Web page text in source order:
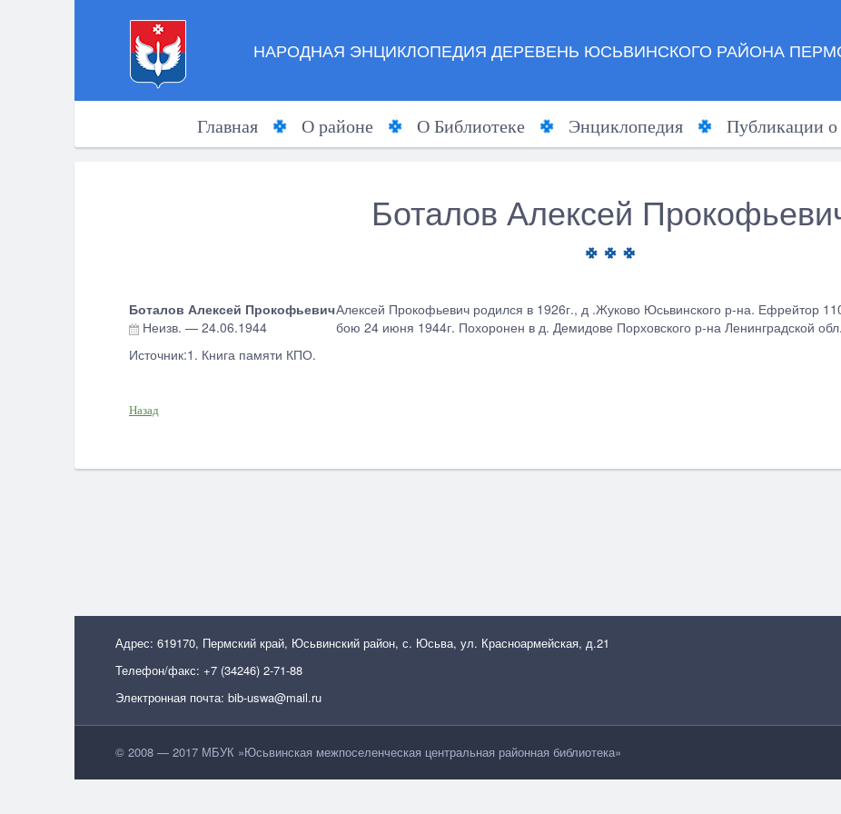
НАРОДНАЯ ЭНЦИКЛОПЕДИЯ ДЕРЕВЕНЬ ЮСЬВИНСКОГО РАЙОНА
Главная О районе О Библиотеке Энциклопедия Публикации о
Боталов Алексей
Боталов Алексей Прокофьевич
Неизв. — 24.06.1944
Алексей Прокофьевич родился в 1926г., д .Жуково Юсьвинского р-на. Ефрейтор
бою 24 июня 1944г. По­хоронен в д. Демидове Порховского р-на Ле­нинградской обл.
Источник:1. Книга памяти КПО.
Назад
Адрес: 619170, Пермский край, Юсьвинский район, с. Юсьва, ул. Красноармейская, д.21
Телефон/факс: +7 (34246) 2-71-88
Электронная почта: bib-uswa@mail.ru
© 2008 — 2017 МБУК »Юсьвинская межпоселенческая центральная районная библиотека»